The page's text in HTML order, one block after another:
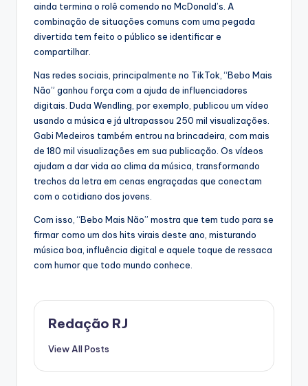
ainda termina o rolê comendo no McDonald’s. A
combinação de situações comuns com uma pegada
divertida tem feito o público se identificar e
compartilhar.
Nas redes sociais, principalmente no TikTok, “Bebo Mais
Não” ganhou força com a ajuda de influenciadores
digitais. Duda Wendling, por exemplo, publicou um vídeo
usando a música e já ultrapassou 250 mil visualizações.
Gabi Medeiros também entrou na brincadeira, com mais
de 180 mil visualizações em sua publicação. Os vídeos
ajudam a dar vida ao clima da música, transformando
trechos da letra em cenas engraçadas que conectam
com o cotidiano dos jovens.
Com isso, “Bebo Mais Não” mostra que tem tudo para se
firmar como um dos hits virais deste ano, misturando
música boa, influência digital e aquele toque de ressaca
com humor que todo mundo conhece.
Redação RJ
View All Posts